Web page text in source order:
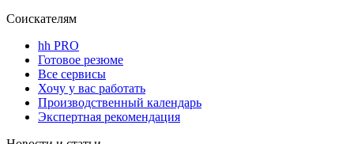
Соискателям
hh PRO
Готовое резюме
Все сервисы
Хочу у вас работать
Производственный календарь
Экспертная рекомендация